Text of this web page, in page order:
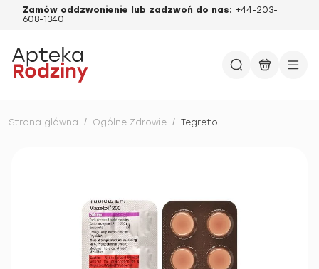
Zamów oddzwonienie lub zadzwoń do nas: +44-203-
608-1340
Strona główna / Ogólne Zdrowie / Tegretol